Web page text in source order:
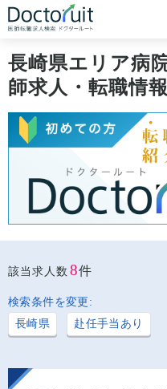
[常勤]
[常勤]
[非常勤]
[非常勤]
運
プライ
長崎県エリア病
師求人・転職情報
該当求人数 8件
検索条件を変更:
長崎県
赴任手当あり